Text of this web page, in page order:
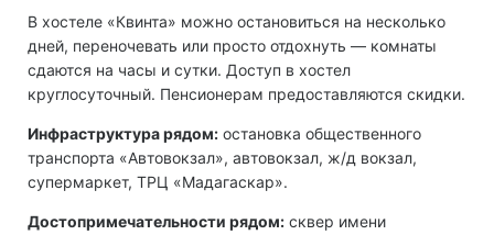
В хостеле «Квинта» можно остановиться на несколько
дней, переночевать или просто отдохнуть — комнаты
сдаются на часы и сутки. Доступ в хостел
круглосуточный. Пенсионерам предоставляются скидки.
Инфраструктура рядом: остановка общественного
транспорта «Автовокзал», автовокзал, ж/д вокзал,
супермаркет, ТРЦ «Мадагаскар».
Достопримечательности рядом: сквер имени